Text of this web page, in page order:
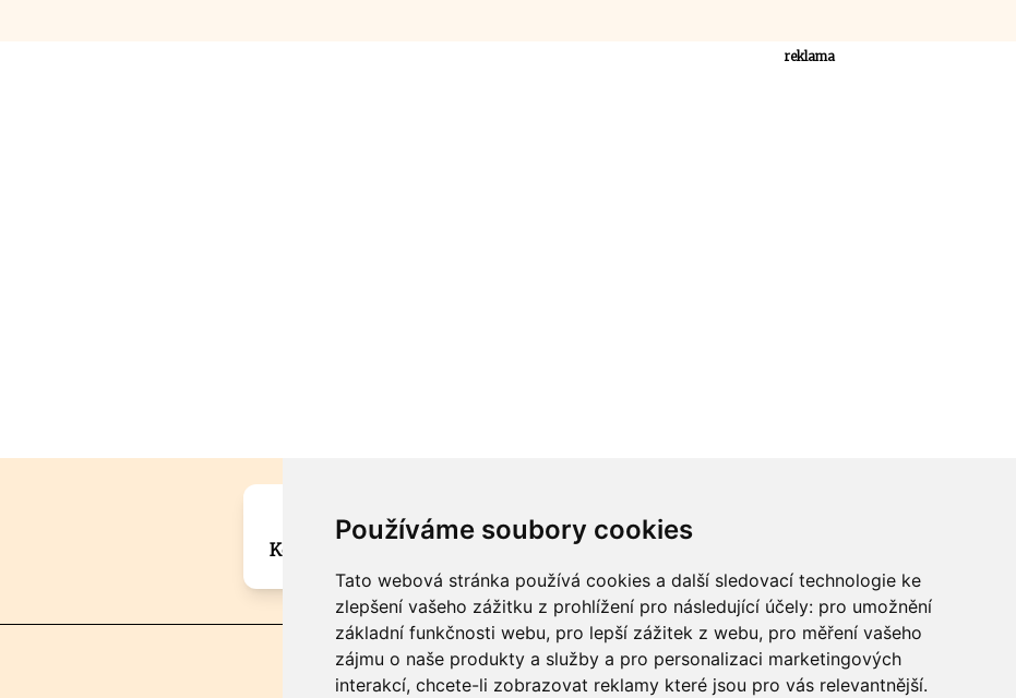
Používáme soubory cookies
Tato webová stránka používá cookies a další sledovací technologie ke
zlepšení vašeho zážitku z prohlížení pro následující účely: pro umožnění
základní funkčnosti webu, pro lepší zážitek z webu, pro měření vašeho
zájmu o naše produkty a služby a pro personalizaci marketingových
interakcí, chcete-li zobrazovat reklamy které jsou pro vás relevantnější.
reklama
Máte zajímavou informaci? Chcete spolupracovat?
Kontaktujte šéfredaktora Martina Chalupu: